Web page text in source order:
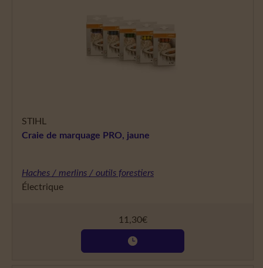
STIHL
Craie de marquage PRO, jaune
Haches / merlins / outils forestiers
Électrique
11,30€